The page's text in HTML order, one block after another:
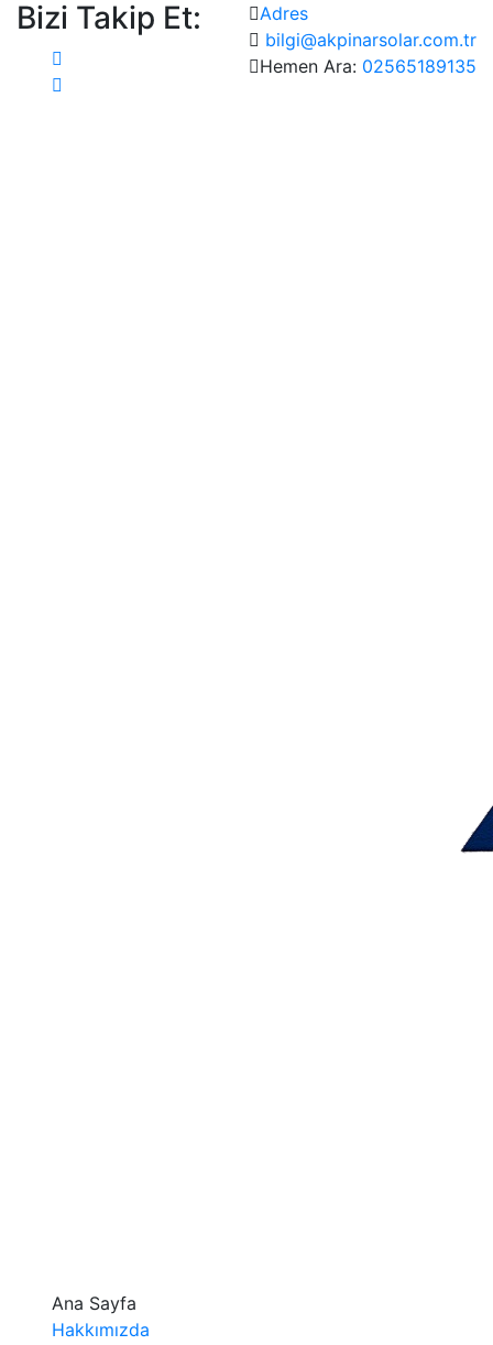
Bizi Takip Et:
Adres
bilgi@akpinarsolar.com.tr
Hemen Ara: 02565189135
Ana Sayfa
Hakkımızda